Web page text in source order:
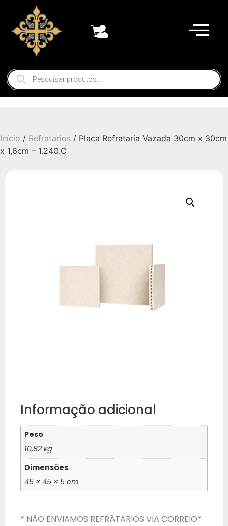
Início / Refratarios / Placa Refrataria Vazada 30cm x 30cm
x 1,6cm – 1.240.C
Informação adicional
Peso
10,82 kg
Dimensões
45 × 45 × 5 cm
* NÃO ENVIAMOS REFRÁTARIOS VIA CORREIO*